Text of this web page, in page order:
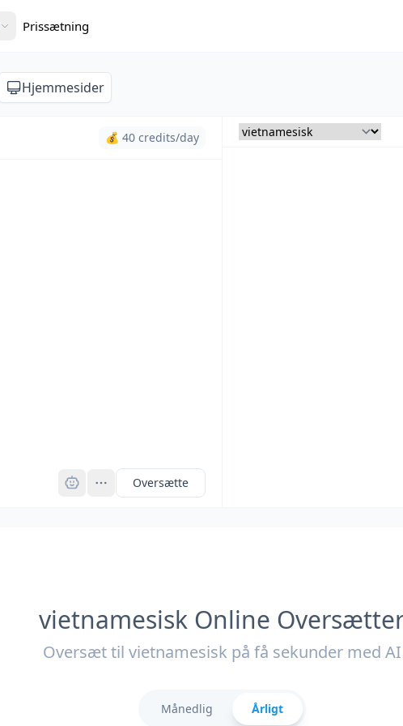
Prissætning
Hjemmesider
💰 40 credits/day
Oversætte
vietnamesisk Online
Oversæt til vietnamesisk på få sekunder med AI
Månedlig Årligt